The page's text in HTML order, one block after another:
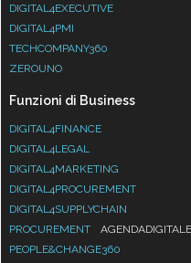
DIGITAL4EXECUTIVE
DIGITAL4PMI
TECHCOMPANY360
ZEROUNO
Funzioni di Business
DIGITAL4FINANCE
DIGITAL4LEGAL
DIGITAL4MARKETING
DIGITAL4PROCUREMENT
DIGITAL4SUPPLYCHAIN
PROCUREMENT
PEOPLE&CHANGE360